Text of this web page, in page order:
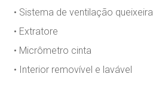
• Sistema de ventilação queixeira
• Extratore
• Micrômetro cinta
• Interior removível e lavável